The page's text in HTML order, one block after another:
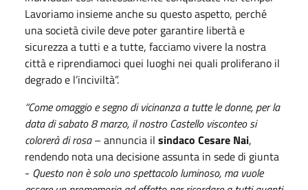
Lavoriamo insieme anche su questo aspetto, perché
una società civile deve poter garantire libertà e
sicurezza a tutti e a tutte, facciamo vivere la nostra
città e riprendiamoci quei luoghi nei quali proliferano il
degrado e l’inciviltà”.
“Come omaggio e segno di vicinanza a tutte le donne, per la
data di sabato 8 marzo, il nostro Castello visconteo si
colorerà di rosa– annuncia il sindaco Cesare Nai,
rendendo nota una decisione assunta in sede di giunta
- Questo non è solo uno spettacolo luminoso, ma vuole